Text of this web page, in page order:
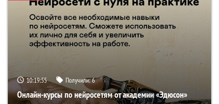
10:19:54 Получили:6
Онлайн-курсы по нейросетям от академии «Эдюсон»